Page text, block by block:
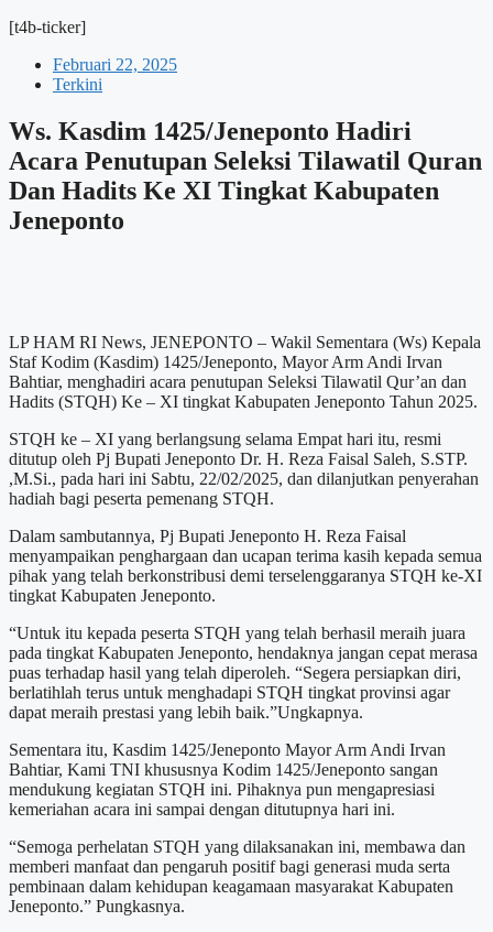
[t4b-ticker]
Februari 22, 2025
Terkini
Ws. Kasdim 1425/Jeneponto Hadiri
Acara Penutupan Seleksi Tilawatil Quran
Dan Hadits Ke XI Tingkat Kabupaten
Jeneponto
LP HAM RI News, JENEPONTO – Wakil Sementara (Ws) Kepala
Staf Kodim (Kasdim) 1425/Jeneponto, Mayor Arm Andi Irvan
Bahtiar, menghadiri acara penutupan Seleksi Tilawatil Qur’an dan
Hadits (STQH) Ke – XI tingkat Kabupaten Jeneponto Tahun 2025.
STQH ke – XI yang berlangsung selama Empat hari itu, resmi
ditutup oleh Pj Bupati Jeneponto Dr. H. Reza Faisal Saleh, S.STP.
,M.Si., pada hari ini Sabtu, 22/02/2025, dan dilanjutkan penyerahan
hadiah bagi peserta pemenang STQH.
Dalam sambutannya, Pj Bupati Jeneponto H. Reza Faisal
menyampaikan penghargaan dan ucapan terima kasih kepada semua
pihak yang telah berkonstribusi demi terselenggaranya STQH ke-XI
tingkat Kabupaten Jeneponto.
“Untuk itu kepada peserta STQH yang telah berhasil meraih juara
pada tingkat Kabupaten Jeneponto, hendaknya jangan cepat merasa
puas terhadap hasil yang telah diperoleh. “Segera persiapkan diri,
berlatihlah terus untuk menghadapi STQH tingkat provinsi agar
dapat meraih prestasi yang lebih baik.”Ungkapnya.
Sementara itu, Kasdim 1425/Jeneponto Mayor Arm Andi Irvan
Bahtiar, Kami TNI khususnya Kodim 1425/Jeneponto sangan
mendukung kegiatan STQH ini. Pihaknya pun mengapresiasi
kemeriahan acara ini sampai dengan ditutupnya hari ini.
“Semoga perhelatan STQH yang dilaksanakan ini, membawa dan
memberi manfaat dan pengaruh positif bagi generasi muda serta
pembinaan dalam kehidupan keagamaan masyarakat Kabupaten
Jeneponto.” Pungkasnya.